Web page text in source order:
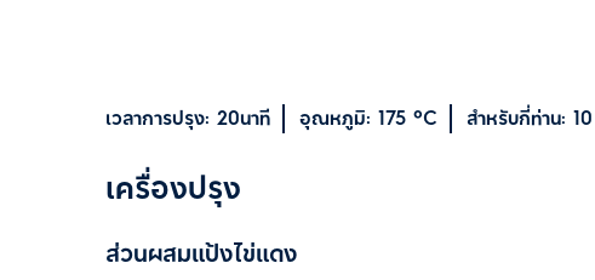
เวลาการปรุง: 20นาที อุณหภูมิ: 175 ºC สำหรับกี่ท่าน: 10
เครื่องปรุง
ส่วนผสมแป้งไข่แดง